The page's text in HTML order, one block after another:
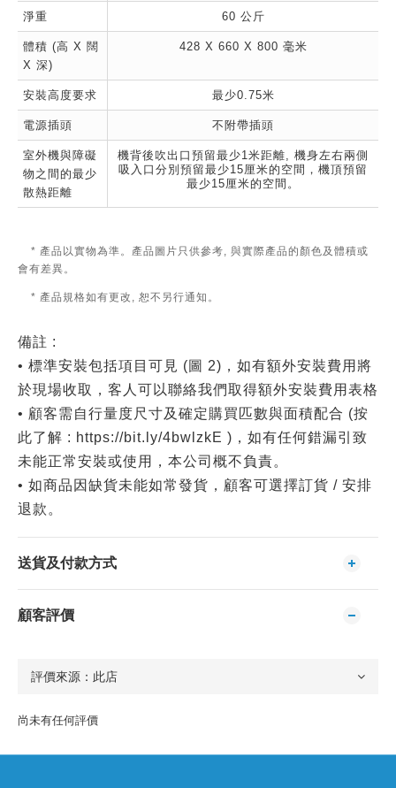
淨重 60 公斤
體積 (高 X 闊
X 深)
428 X 660 X 800 毫米
安裝高度要求 最少0.75米
電源插頭 不附帶插頭
室外機與障礙
物之間的最少
散熱距離
機背後吹出口預留最少1米距離, 機身左右兩側
吸入口分別預留最少15厘米的空間，機頂預留
最少15厘米的空間。
* 產品以實物為準。產品圖片只供參考, 與實際產品的顏色及體積或
會有差異。
* 產品規格如有更改, 恕不另行通知。
備註 :
• 標準安裝包括項目可見 (圖 2)，如有額外安裝費用將
於現場收取，客人可以聯絡我們取得額外安裝費用表格
• 顧客需自行量度尺寸及確定購買匹數與面積配合 (按
此了解 : https://bit.ly/4bwlzkE )，如有任何錯漏引致
未能正常安裝或使用，本公司概不負責。
• 如商品因缺貨未能如常發貨，顧客可選擇訂貨 / 安排
退款。
送貨及付款方式
顧客評價
尚未有任何評價